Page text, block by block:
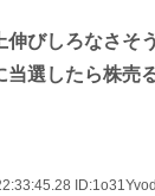
伸びしろなさそ
当選したら株売